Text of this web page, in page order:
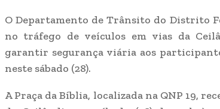
O Departamento de Trânsito do Distrito
no tráfego de veículos em vias da
garantir segurança viária aos
neste sábado (28).
A Praça da Bíblia, localizada na QNP 19,